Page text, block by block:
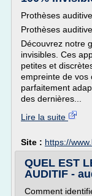
Prothèses
Prothèses
Découvrez notre
invisibles. Ces
petites et
empreinte de vos
parfaitement
des dernières...
Lire la suite
Site : https://
QUEL EST
AUDITIF -
Comment